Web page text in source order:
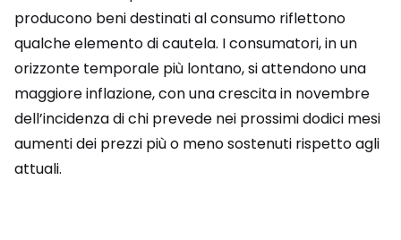
producono beni destinati al consumo riflettono
qualche elemento di cautela. I consumatori, in un
orizzonte temporale più lontano, si attendono una
maggiore inflazione, con una crescita in novembre
dell’incidenza di chi prevede nei prossimi dodici mesi
aumenti dei prezzi più o meno sostenuti rispetto agli
attuali.